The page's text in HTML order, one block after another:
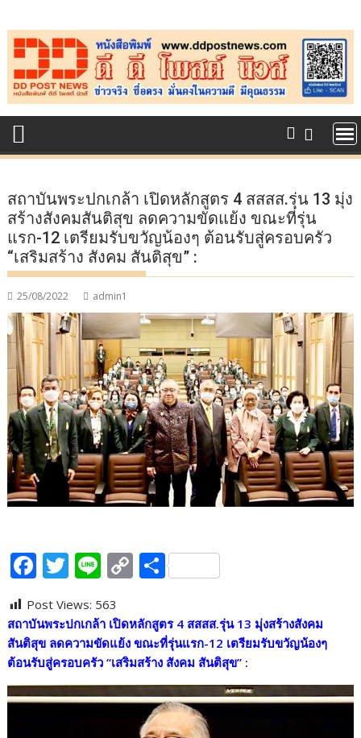
to
content
สถาบันพระปกเกล้า เปิดหลักสูตร 4 สสสส.รุ่น 13 มุ่ง
สร้างสังคมสันติสุข ลดความขัดแย้ง ขณะที่รุ่น
แรก-12 เตรียมรับขวัญน้องๆ ต้อนรับสู่ครอบครัว
“เสริมสร้าง สังคม สันติสุข” :
25/08/2022 admin1
F
e
b
o
o
T
itt
er
Li
e
C
p
y
Li
n
k
S
ar
e
Post Views: 563
สถาบันพระปกเกล้า เปิดหลักสูตร 4 สสสส.รุ่น 13 มุ่งสร้างสังคม
สันติสุข ลดความขัดแย้ง ขณะที่รุ่นแรก-12 เตรียมรับขวัญน้องๆ
ต้อนรับสู่ครอบครัว “เสริมสร้าง สังคม สันติสุข” :